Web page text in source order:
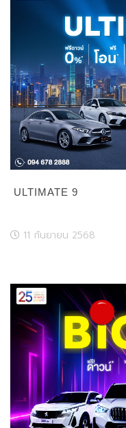
ULTIMATE 9
11 กันยายน 2568